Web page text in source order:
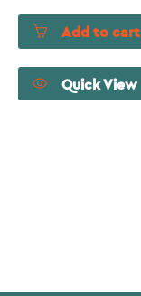
Add to cart
Quick View